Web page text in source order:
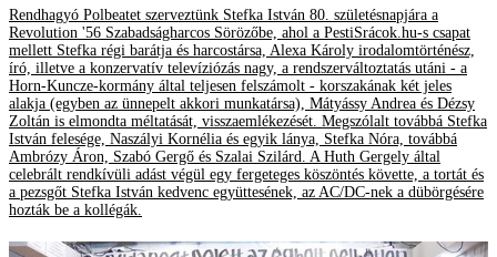
Rendhagyó Polbeatet szerveztünk Stefka István 80. születésnapjára a
Revolution '56 Szabadságharcos Sörözőbe, ahol a PestiSrácok.hu-s csapat
mellett Stefka régi barátja és harcostársa, Alexa Károly irodalomtörténész,
író, illetve a konzervatív televíziózás nagy, a rendszerváltoztatás utáni - a
Horn-Kuncze-kormány által teljesen felszámolt - korszakának két jeles
alakja (egyben az ünnepelt akkori munkatársa), Mátyássy Andrea és Dézsy
Zoltán is elmondta méltatását, visszaemlékezését. Megszólalt továbbá Stefka
István felesége, Naszályi Kornélia és egyik lánya, Stefka Nóra, továbbá
Ambrózy Áron, Szabó Gergő és Szalai Szilárd. A Huth Gergely által
celebrált rendkívüli adást végül egy fergeteges köszöntés követte, a tortát és
a pezsgőt Stefka István kedvenc együttesének, az AC/DC-nek a dübörgésére
hozták be a kollégák.